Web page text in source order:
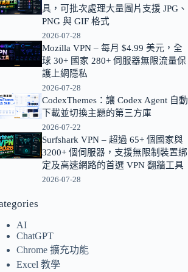
具，可批次處理大量圖片支援 JPG、
PNG 與 GIF 格式
2026-07-28
Mozilla VPN – 每月 $4.99 美元，全
球 30+ 國家 280+ 伺服器無限流量保
護上網隱私
2026-07-28
CodexThemes：讓 Codex Agent 自動
下載並切換主題的第三方庫
2026-07-22
Surfshark VPN – 超過 65+ 個國家與
3200+ 個伺服器，支援無限制裝置綁
定及高速網路的首選 VPN 翻牆工具
2026-07-28
AI
ChatGPT
Chrome 擴充功能
Excel 教學